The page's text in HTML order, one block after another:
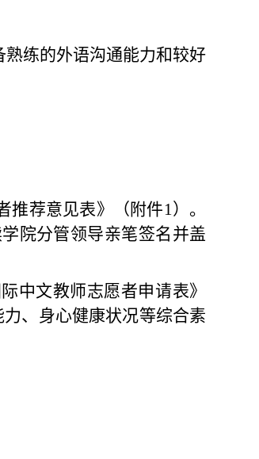
练的外语沟通能力和较好
推荐意见表》（附件1 ）。
院分管领导亲笔签名 并盖
中文教师志愿者申请表》
、身心健康状况等综合素